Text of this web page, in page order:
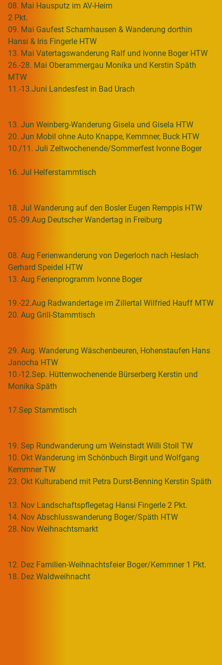
08. Mai Hausputz im AV-Heim
2 Pkt.
09. Mai Gaufest Scharnhausen & Wanderung dorthin
Hansi & Iris Fingerle HTW
13. Mai Vatertagswanderung Ralf und Ivonne Boger HTW
26.-28. Mai Oberammergau Monika und Kerstin Späth
MTW
11.-13.Juni Landesfest in Bad Urach
13. Jun Weinberg-Wanderung Gisela und Gisela HTW
20. Jun Mobil ohne Auto Knappe, Kemmner, Buck HTW
10./11. Juli Zeltwochenende/Sommerfest Ivonne Boger
16. Jul Helferstammtisch
18. Jul Wanderung auf den Bosler Eugen Remppis HTW
05.-09.Aug Deutscher Wandertag in Freiburg
08. Aug Ferienwanderung von Degerloch nach Heslach
Gerhard Speidel HTW
13. Aug Ferienprogramm Ivonne Boger
19.-22.Aug Radwandertage im Zillertal Wilfried Hauff MTW
20. Aug Grill-Stammtisch
29. Aug. Wanderung Wäschenbeuren, Hohenstaufen Hans
Janocha HTW
10.-12.Sep. Hüttenwochenende Bürserberg Kerstin und
Monika Späth
17.Sep Stammtisch
19. Sep Rundwanderung um Weinstadt Willi Stoll TW
10. Okt Wanderung im Schönbuch Birgit und Wolfgang
Kemmner TW
23. Okt Kulturabend mit Petra Durst-Benning Kerstin Späth
13. Nov Landschaftspflegetag Hansi Fingerle 2 Pkt.
14. Nov Abschlusswanderung Boger/Späth HTW
28. Nov Weihnachtsmarkt
12. Dez Familien-Weihnachtsfeier Boger/Kemmner 1 Pkt.
18. Dez Waldweihnacht